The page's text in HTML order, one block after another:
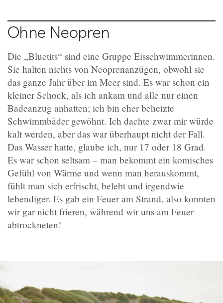
Ohne Neopren
Die „Bluetits“ sind eine Gruppe Eisschwimmerinnen.
Sie halten nichts von Neoprenanzügen, obwohl sie
das ganze Jahr über im Meer sind. Es war schon ein
kleiner Schock, als ich ankam und alle nur einen
Badeanzug anhatten; ich bin eher beheizte
Schwimmbäder gewöhnt. Ich dachte zwar mir würde
kalt werden, aber das war überhaupt nicht der Fall.
Das Wasser hatte, glaube ich, nur 17 oder 18 Grad.
Es war schon seltsam – man bekommt ein komisches
Gefühl von Wärme und wenn man herauskommt,
fühlt man sich erfrischt, belebt und irgendwie
lebendiger. Es gab ein Feuer am Strand, also konnten
wir gar nicht frieren, während wir uns am Feuer
abtrockneten!